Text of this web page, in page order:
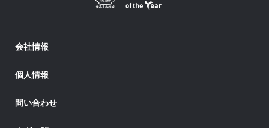
会社情報
個人情報
問い合わせ